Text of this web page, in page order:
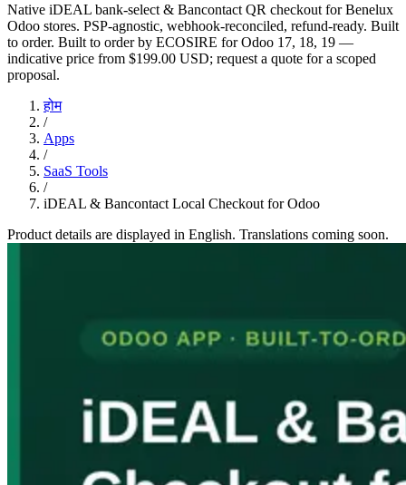
Native iDEAL bank-select & Bancontact QR checkout for Benelux
Odoo stores. PSP-agnostic, webhook-reconciled, refund-ready. Built
to order. Built to order by ECOSIRE for Odoo 17, 18, 19 —
indicative price from $199.00 USD; request a quote for a scoped
proposal.
होम
/
Apps
/
SaaS Tools
/
iDEAL & Bancontact Local Checkout for Odoo
Product details are displayed in English. Translations coming soon.